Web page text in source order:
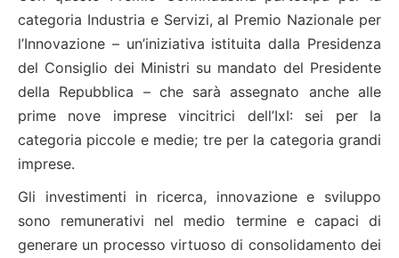
categoria Industria e Servizi, al Premio Nazionale per
l’Innovazione – un’iniziativa istituita dalla Presidenza
del Consiglio dei Ministri su mandato del Presidente
della Repubblica – che sarà assegnato anche alle
prime nove imprese vincitrici dell’IxI: sei per la
categoria piccole e medie; tre per la categoria grandi
imprese.
Gli investimenti in ricerca, innovazione e sviluppo
sono remunerativi nel medio termine e capaci di
generare un processo virtuoso di consolidamento dei